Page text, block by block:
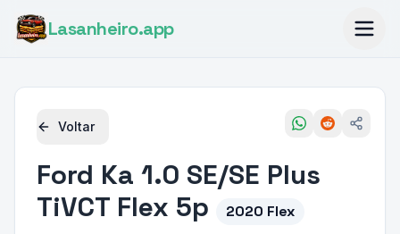
Lasanheiro.app
Voltar
Ford Ka 1.0 SE/SE Plus
TiVCT Flex 5p
2020 Flex